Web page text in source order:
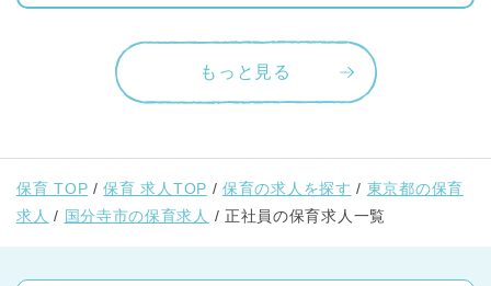
もっと見る
保育 TOP 保育 求人TOP 保育の求人を探す
東京都の保育
求人
国分寺市の保育求人 正社員の保育求人一覧